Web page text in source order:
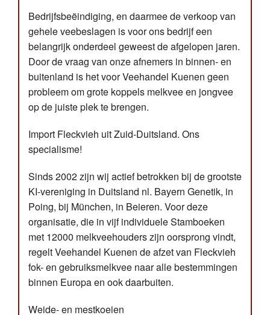
Bedrijfsbeëindiging, en daarmee de verkoop van
gehele veebeslagen is voor ons bedrijf een
belangrijk onderdeel geweest de afgelopen jaren.
Door de vraag van onze afnemers in binnen- en
buitenland is het voor Veehandel Kuenen geen
probleem om grote koppels melkvee en jongvee
op de juiste plek te brengen.
Import Fleckvieh uit Zuid-Duitsland. Ons
specialisme!
Sinds 2002 zijn wij actief betrokken bij de grootste
KI-vereniging in Duitsland nl. Bayern Genetik, in
Poing, bij München, in Beieren. Voor deze
organisatie, die in vijf individuele Stamboeken
met 12000 melkveehouders zijn oorsprong vindt,
regelt Veehandel Kuenen de afzet van Fleckvieh
fok- en gebruiksmelkvee naar alle bestemmingen
binnen Europa en ook daarbuiten.
Weide- en mestkoeien